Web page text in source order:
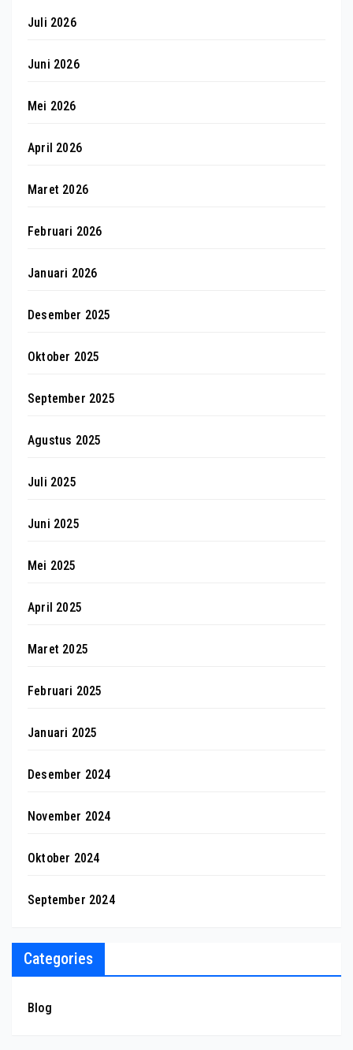
Juli 2026
Juni 2026
Mei 2026
April 2026
Maret 2026
Februari 2026
Januari 2026
Desember 2025
Oktober 2025
September 2025
Agustus 2025
Juli 2025
Juni 2025
Mei 2025
April 2025
Maret 2025
Februari 2025
Januari 2025
Desember 2024
November 2024
Oktober 2024
September 2024
Categories
Blog